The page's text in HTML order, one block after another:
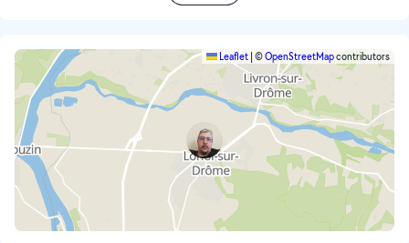
Leaflet ©OpenStreetMapcontributors